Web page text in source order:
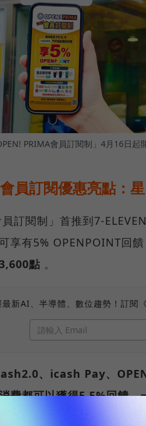
PRIMA會員訂閱制」4月16日起開
員訂閱優惠亮點：
員訂閱制」首推到7-
享有5% OPENPOINT回
點 。
最新AI、半導體、數位趨勢！訂閱
、icash Pay、
費都可以獲得5.5%回饋
數還可跨20大通路直接當購